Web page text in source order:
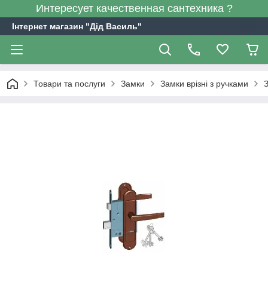
Интересует качественная сантехника ?
Інтернет магазин "Дід Василь"
Товари та послуги Замки Замки врізні з ручками